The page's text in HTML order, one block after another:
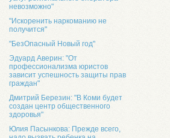
невозможно"
"Искоренить наркоманию не
получится"
"БезОпасный Новый год"
Эдуард Аверин: "От
профессионализма юристов
зависит успешность защиты прав
граждан"
Дмитрий Березин: "В Коми будет
создан центр общественного
здоровья"
Юлия Пасынкова: Прежде всего,